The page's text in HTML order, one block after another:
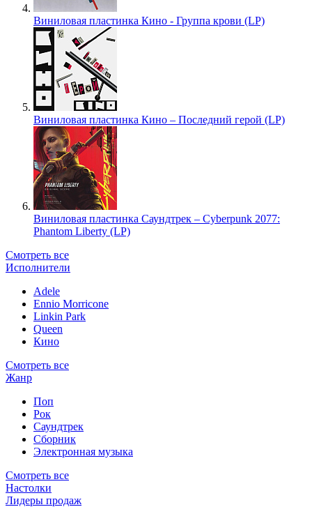
Виниловая пластинка Кино - Группа крови (LP)
Виниловая пластинка Кино – Последний герой (LP)
Виниловая пластинка Саундтрек – Cyberpunk 2077:
Phantom Liberty (LP)
Смотреть все
Исполнители
Adele
Ennio Morricone
Linkin Park
Queen
Кино
Смотреть все
Жанр
Поп
Рок
Саундтрек
Сборник
Электронная музыка
Смотреть все
Настолки
Лидеры продаж